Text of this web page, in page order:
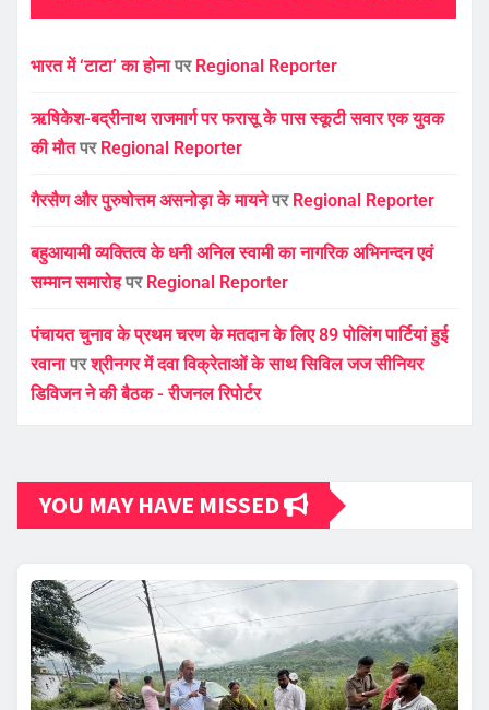
भारत में ‘टाटा’ का होनापर Regional Reporter
ऋषिकेश-बद्रीनाथ राजमार्ग पर फरासू के पास स्कूटी सवार एक युवक
की मौतपर Regional Reporter
गैरसैण और पुरुषोत्तम असनोड़ा के मायनेपर Regional Reporter
बहुआयामी व्यक्तित्व के धनी अनिल स्वामी का नागरिक अभिनन्दन एवं
सम्मान समारोहपर Regional Reporter
पंचायत चुनाव के प्रथम चरण के मतदान के लिए 89 पोलिंग पार्टियां हुई
रवानापरश्रीनगर में दवा विक्रेताओं के साथ सिविल जज सीनियर
डिविजन ने की बैठक - रीजनल रिपोर्टर
YOU MAY HAVE MISSED